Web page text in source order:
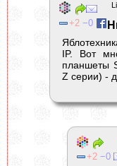
2 0
IP. Вот
планшеты
Z серии) -
2 0